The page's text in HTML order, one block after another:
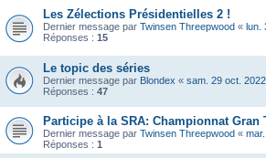
Les Zélections Présidentielles 2 !
Dernier message par Twinsen Threepwood « lun.
Réponses : 15
Le topic des séries
Dernier message par Blondex « sam. 29 oct.
Réponses : 47
Participe à la SRA: Championnat Gran
Dernier message par Twinsen Threepwood «
Réponses : 1